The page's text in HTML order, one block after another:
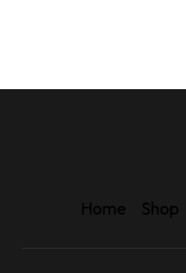
Home Shop